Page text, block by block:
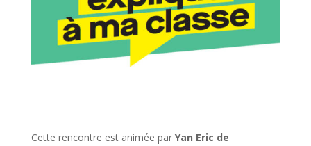
Cette rencontre est animée par Yan Eric de